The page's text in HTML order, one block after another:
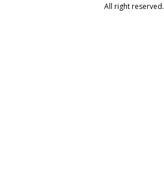
All right reserved.